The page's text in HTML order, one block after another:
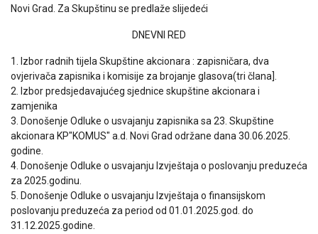
Novi Grad. Za Skupštinu se predlaže slijedeći
DNEVNI RED
1. Izbor radnih tijela Skupštine akcionara : zapisničara, dva
ovjerivača zapisnika i komisije za brojanje glasova(tri člana].
2. Izbor predsjedavajućeg sjednice skupštine akcionara i
zamjenika
3. Donošenje Odluke o usvajanju zapisnika sa 23. Skupštine
akcionara KP"KOMUS" a.d. Novi Grad održane dana 30.06.2025.
godine.
4. Donošenje Odluke o usvajanju Izvještaja o poslovanju preduzeća
za 2025.godinu.
5. Donošenje Odluke o usvajanju Izvještaja o finansijskom
poslovanju preduzeća za period od 01.01.2025.god. do
31.12.2025.godine.